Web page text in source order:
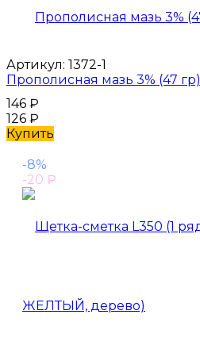
Артикул: 1372-1
Прополисная мазь 3% (47 гр)
146 ₽
126 ₽
Купить
-8%
-20 ₽